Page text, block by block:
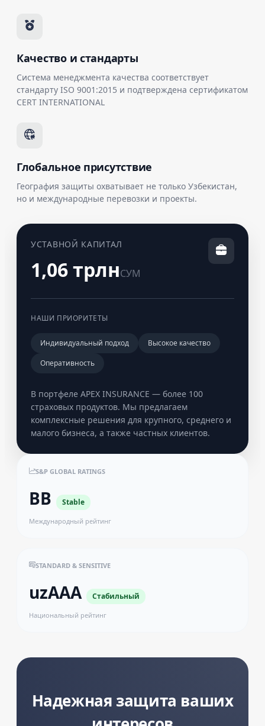
Качество и стандарты
Система менеджмента качества соответствует
стандарту ISO 9001:2015 и подтверждена сертификатом
CERT INTERNATIONAL
Глобальное присутствие
География защиты охватывает не только Узбекистан,
но и международные перевозки и проекты.
УСТАВНОЙ КАПИТАЛ
1,06 трлнСУМ
НАШИ ПРИОРИТЕТЫ
Индивидуальный подход
Высокое качество
Оперативность
В портфеле APEX INSURANCE — более 100
страховых продуктов. Мы предлагаем
комплексные решения для крупного, среднего и
малого бизнеса, а также частных клиентов.
S&P GLOBAL RATINGS
BB Stable
Международный рейтинг
STANDARD & SENSITIVE
uzAAA Стабильный
Национальный рейтинг
Надежная защита ваших